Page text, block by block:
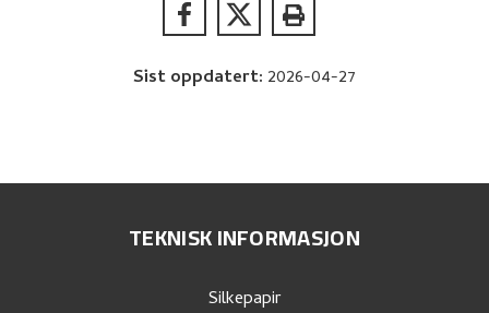
Sist oppdatert: 2026-04-27
TEKNISK INFORMASJON
Silkepapir